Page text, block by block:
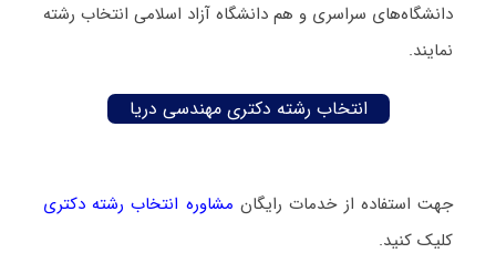
دانشگاه‌های سراسری و هم دانشگاه آزاد اسلامی انتخاب رشته
نمایند.
انتخاب رشته دکتری مهندسی دریا
جهت استفاده از خدمات رایگان مشاوره انتخاب رشته دکتری
کلیک کنید.